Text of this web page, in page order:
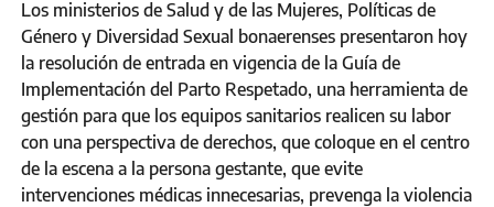
Los ministerios de Salud y de las Mujeres, Políticas de
Género y Diversidad Sexual bonaerenses presentaron hoy
la resolución de entrada en vigencia de la Guía de
Implementación del Parto Respetado, una herramienta de
gestión para que los equipos sanitarios realicen su labor
con una perspectiva de derechos, que coloque en el centro
de la escena a la persona gestante, que evite
intervenciones médicas innecesarias, prevenga la violencia